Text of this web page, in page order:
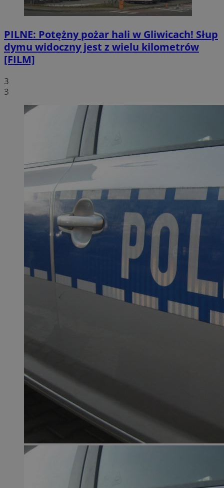
PILNE: Potężny pożar hali w Gliwicach! Słup
dymu widoczny jest z wielu kilometrów
[FILM]
3
3